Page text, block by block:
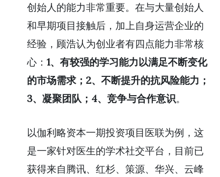
创始人的能力非常重要。在与大量创始人
和早期项目接触后，加上自身运营企业的
经验，顾浩认为创业者有四点能力非常核
心： 1、有较强的学习能力以满足不断变化
的市场需求；2、不断提升的抗风险能力；
3、凝聚团队；4、竞争与合作意识。
以伽利略资本一期投资项目医联为例，这
是一家针对医生的学术社交平台，目前已
获得来自腾讯、红杉、策源、华兴、云峰